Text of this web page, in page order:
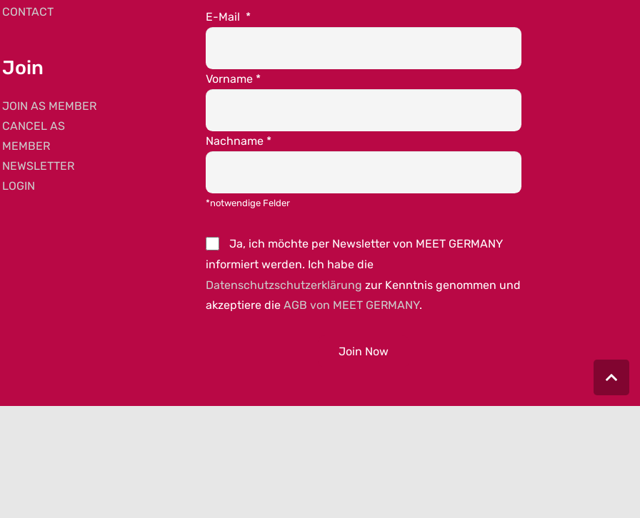
CONTACT
Join
JOIN AS MEMBER
CANCEL AS
MEMBER
NEWSLETTER
LOGIN
E-Mail *
Vorname *
Nachname *
*notwendige Felder
Ja, ich möchte per Newsletter von MEET GERMANY
informiert werden. Ich habe die
Datenschutzschutzerklärung zur Kenntnis genommen und
akzeptiere die AGB von MEET GERMANY.